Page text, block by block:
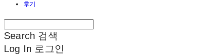
후기
Search 검색
Log In 로그인